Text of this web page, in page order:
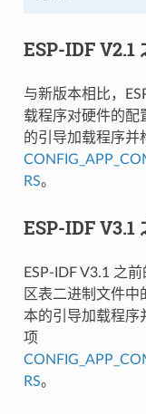
ESP-IDF V2.1
与新版本相比，
载程序对硬件的配
的引导加载程序并
RS。
ESP-IDF V3.1
ESP-IDF V3.1 之
区表二进制文件中
本的引导加载程序
项
RS。